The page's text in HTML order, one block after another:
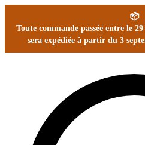
📦
Toute commande passée entre le
sera expédiée à partir du 3